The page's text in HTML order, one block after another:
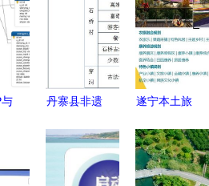
丹寨县非遗
目备案、招
商引资建议
遂宁本土旅
设计公司与
旅游开发项